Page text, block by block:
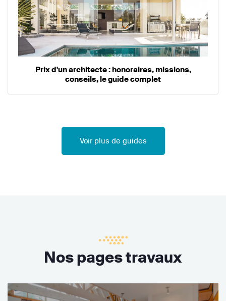
Prix d'un architecte : honoraires, missions,
conseils, le guide complet
Voir plus de guides
Nos pages travaux